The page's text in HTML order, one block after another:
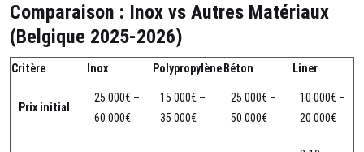
Comparaison : Inox vs Autres Matériaux
(Belgique 2025-2026)
Critère Inox Polypropylène Béton Liner
Prix initial
25 000€ –
60 000€
15 000€ –
35 000€
25 000€ –
50 000€
10 000€ –
20 000€